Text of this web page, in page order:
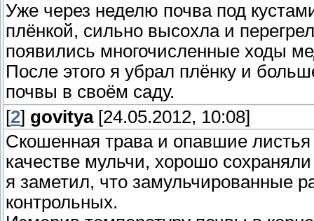
Уже через неделю почва под
плёнкой, сильно высохла и
появились многочисленные ходы
После этого я убрал плёнку и
почвы в своём саду.
[2] govitya[24.05.2012, 10:08]
Скошенная трава и опавшие
качестве мульчи, хорошо
я заметил, что замульчированные
контрольных.